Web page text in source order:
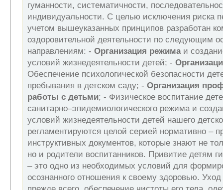
гуманности, систематичности,
индивидуальности. С целью исключения риска
учетом вышеуказанных принципов разработан
оздоровительной деятельности по следующим
направлениям: - Организация режимаи
условий жизнедеятельности детей; -
Обеспечение психологической безопасности
пребывания в детском саду; - Организация
работы с детьми; - Физическое воспитание
санитарно–эпидемиологического режима и
условий жизнедеятельности детей нашего
регламентируются целой серией нормативно –
инструктивных документов, которые знают не
но и родители воспитанников. Привитие детям
– это одно из необходимых условий для
осознанного отношения к своему здоровью.